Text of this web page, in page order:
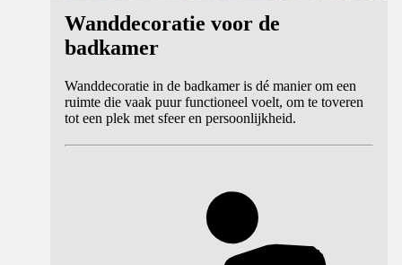
Wanddecoratie voor de
badkamer
Wanddecoratie in de badkamer is dé manier om een
ruimte die vaak puur functioneel voelt, om te toveren
tot een plek met sfeer en persoonlijkheid.